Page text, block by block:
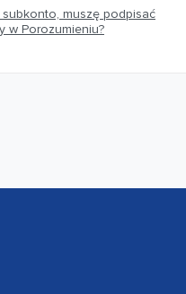
subkonto, muszę podpisać
w Porozumieniu?